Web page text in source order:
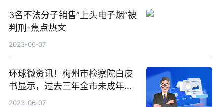
3名不法分子销售“上头电子烟”被
判刑-焦点热文
2023-06-07
环球微资讯！梅州市检察院白皮
书显示，过去三年全市未成年人
保护工作全面提升
2023-06-07